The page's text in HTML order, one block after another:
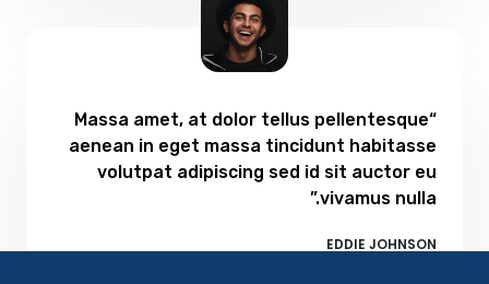
“Massa amet, at dolor tellus pellentesque
aenean in eget massa tincidunt habitasse
volutpat adipiscing sed id sit auctor eu
vivamus nulla.”
EDDIE JOHNSON​